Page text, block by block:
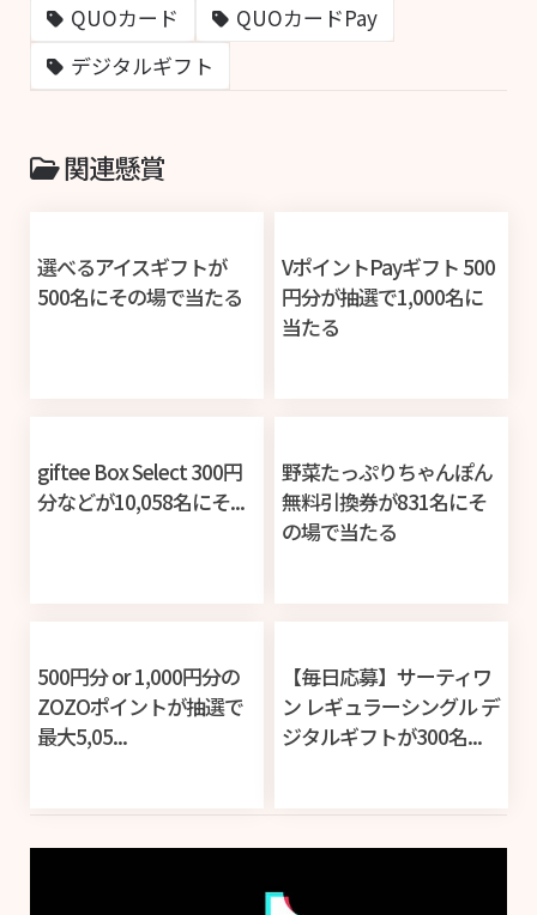
QUOカード
QUOカードPay
デジタルギフト
関連懸賞
選べるアイスギフトが
500名にその場で当たる
VポイントPayギフト 500
円分が抽選で1,000名に
当たる
giftee Box Select 300円
分などが10,058名にそ...
野菜たっぷりちゃんぽん
無料引換券が831名にそ
の場で当たる
500円分 or 1,000円分の
ZOZOポイントが抽選で
最大5,05...
【毎日応募】サーティワ
ン レギュラーシングル デ
ジタルギフトが300名...